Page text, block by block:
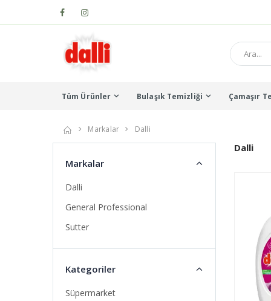
Tüm Ürünler Bulaşık Temizliği Çamaşır
Markalar Dalli
Dalli
Markalar
Dalli
General Professional
Sutter
Kategoriler
Süpermarket